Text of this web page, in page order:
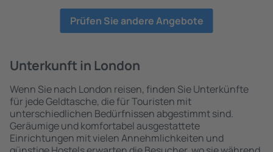
Prüfen Sie andere Angebote
Unterkunft in London
Wenn Sie nach London reisen, finden Sie Unterkünfte
für jede Geldtasche, die für Touristen mit
unterschiedlichen Bedürfnissen abgestimmt sind.
Geräumige und komfortabel ausgestattete
Einrichtungen mit vielen Annehmlichkeiten und